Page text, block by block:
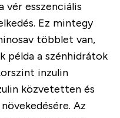
vér esszenciális
. Ez mintegy
többlet van,
példa a szénhidrátok
inzulin
közvetetten és
. Az